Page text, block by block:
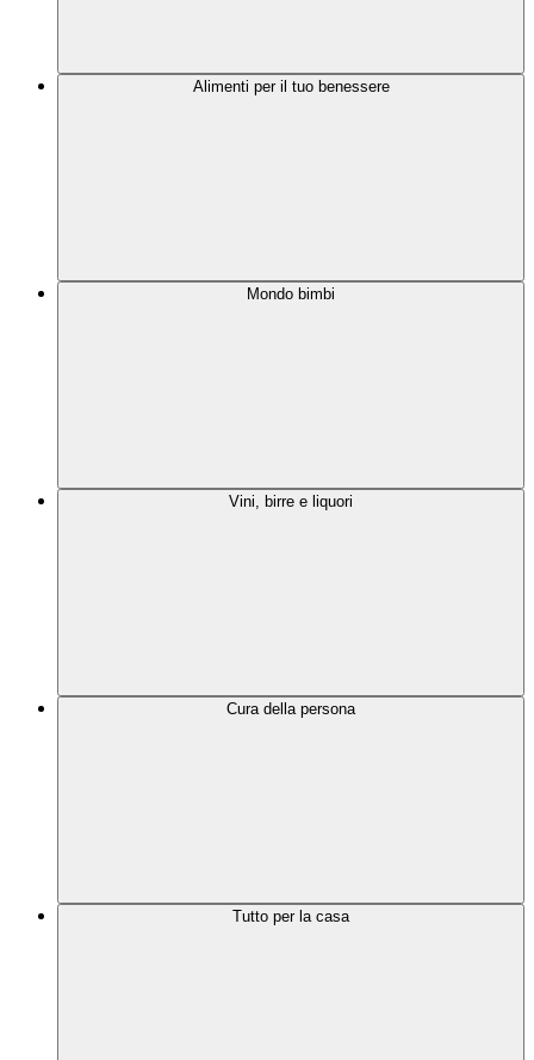
Alimenti per il tuo benessere
Mondo bimbi
Vini, birre e liquori
Cura della persona
Tutto per la casa